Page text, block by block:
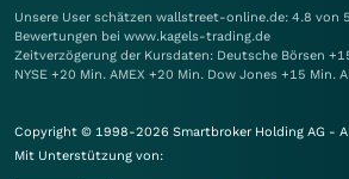
Unsere User schätzen wallstreet-online.de: 4.8 von
Bewertungen bei www.kagels-trading.de
Zeitverzögerung der Kursdaten: Deutsche Börsen
NYSE +20 Min. AMEX +20 Min. Dow Jones +15 Min.
Copyright © 1998-2026 Smartbroker Holding AG -
Mit Unterstützung von: